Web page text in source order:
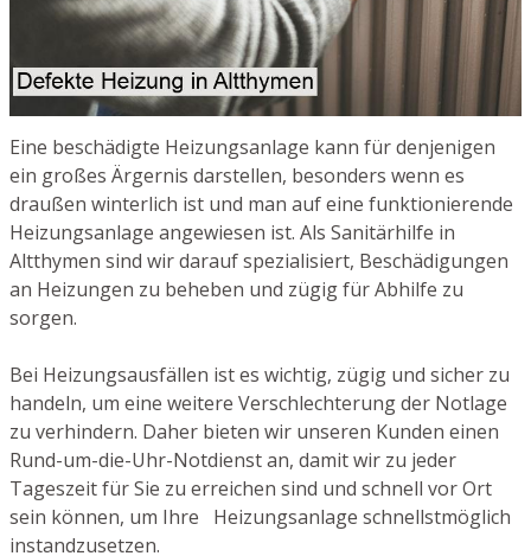
Eine beschädigte Heizungsanlage kann für denjenigen
ein großes Ärgernis darstellen, besonders wenn es
draußen winterlich ist und man auf eine funktionierende
Heizungsanlage angewiesen ist. Als Sanitärhilfe in
Altthymen sind wir darauf spezialisiert, Beschädigungen
an Heizungen zu beheben und zügig für Abhilfe zu
sorgen.
Bei Heizungsausfällen ist es wichtig, zügig und sicher zu
handeln, um eine weitere Verschlechterung der Notlage
zu verhindern. Daher bieten wir unseren Kunden einen
Rund-um-die-Uhr-Notdienst an, damit wir zu jeder
Tageszeit für Sie zu erreichen sind und schnell vor Ort
sein können, um Ihre Heizungsanlage schnellstmöglich
instandzusetzen.